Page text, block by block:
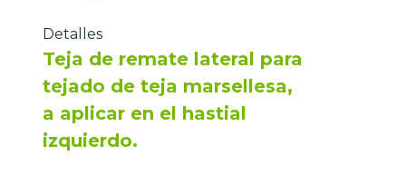
Detalles
Teja de remate lateral para
tejado de teja marsellesa,
a aplicar en el hastial
izquierdo.